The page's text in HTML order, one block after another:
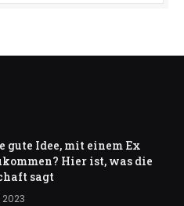
gute Idee, mit einem Ex
Hier ist, was die
sagt
2023